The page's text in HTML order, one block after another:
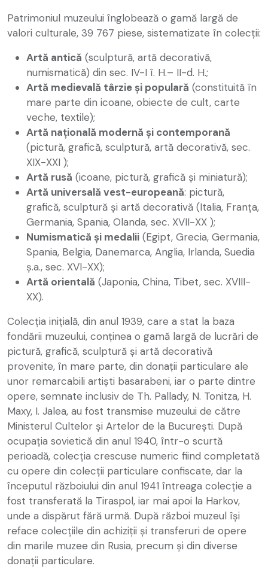
Patrimoniul muzeului înglobează o gamă largă de
valori culturale, 39 767 piese, sistematizate în colecții:
Artă antică (sculptură, artă decorativă,
numismatică) din sec. IV-I î. H.– II-d. H.;
Artă medievală târzie și populară (constituită în
mare parte din icoane, obiecte de cult, carte
veche, textile);
Artă națională modernă și contemporană
(pictură, grafică, sculptură, artă decorativă, sec.
XIX-XXI );
Artă rusă (icoane, pictură, grafică și miniatură);
Artă universală vest-europeană: pictură,
grafică, sculptură și artă decorativă (Italia, Franța,
Germania, Spania, Olanda, sec. XVII-XX );
Numismatică și medalii (Egipt, Grecia, Germania,
Spania, Belgia, Danemarca, Anglia, Irlanda, Suedia
ș.a., sec. XVI-XX);
Artă orientală (Japonia, China, Tibet, sec. XVIII-
XX).
Colecția inițială, din anul 1939, care a stat la baza
fondării muzeului, conținea o gamă largă de lucrări de
pictură, grafică, sculptură și artă decorativă
provenite, în mare parte, din donații particulare ale
unor remarcabili artiști basarabeni, iar o parte dintre
opere, semnate inclusiv de Th. Pallady, N. Tonitza, H.
Maxy, I. Jalea, au fost transmise muzeului de către
Ministerul Cultelor și Artelor de la București. După
ocupația sovietică din anul 1940, într-o scurtă
perioadă, colecția crescuse numeric fiind completată
cu opere din colecții particulare confiscate, dar la
începutul războiului din anul 1941 întreaga colecție a
fost transferată la Tiraspol, iar mai apoi la Harkov,
unde a dispărut fără urmă. După război muzeul își
reface colecțiile din achiziții și transferuri de opere
din marile muzee din Rusia, precum și din diverse
donații particulare.